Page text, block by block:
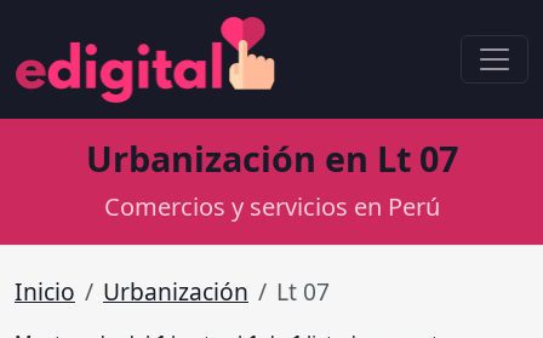
Urbanización en Lt 07
Comercios y servicios en Perú
Inicio Urbanización Lt 07